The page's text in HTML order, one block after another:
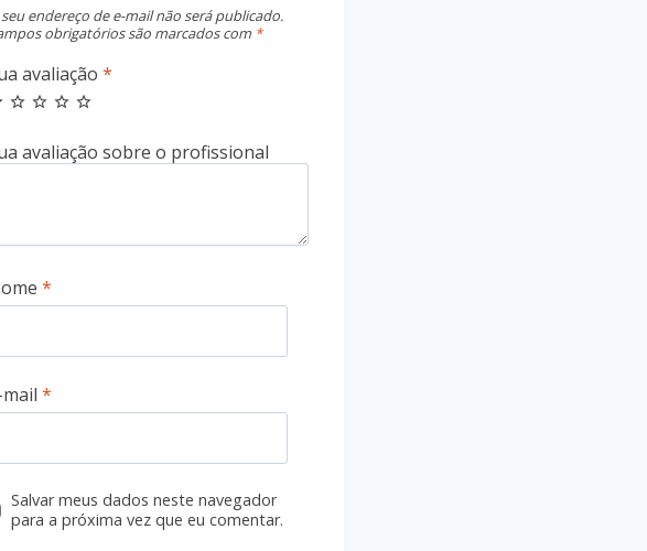
endereço de e-mail não será publicado.
obrigatórios são marcados com *
avaliação *
*
mail *
Salvar meus dados neste navegador
para a próxima vez que eu comentar.